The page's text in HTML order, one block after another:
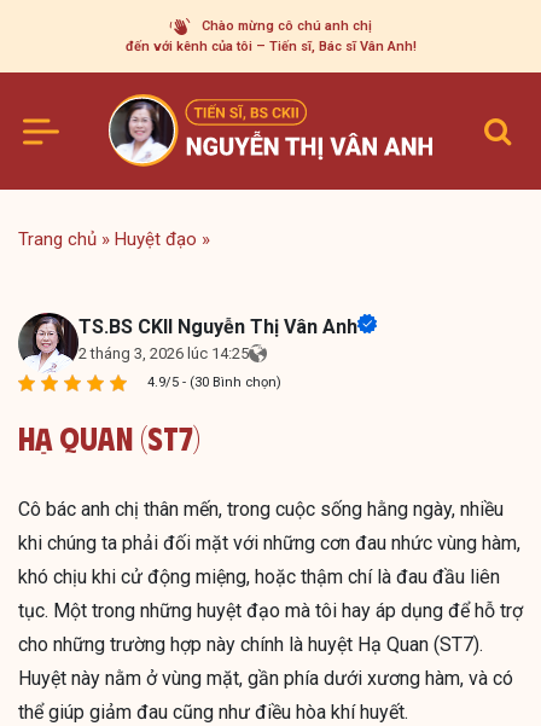
content
Chào mừng cô chú anh chị
đến với kênh của tôi – Tiến sĩ, Bác sĩ Vân Anh!
Trang chủ » Huyệt đạo »
TS.BS CKII Nguyễn Thị Vân Anh
2 tháng 3, 2026 lúc 14:25
4.9/5 - (30 Bình chọn)
Hạ Quan (ST7)
Cô bác anh chị thân mến, trong cuộc sống hằng ngày, nhiều
khi chúng ta phải đối mặt với những cơn đau nhức vùng hàm,
khó chịu khi cử động miệng, hoặc thậm chí là đau đầu liên
tục. Một trong những huyệt đạo mà tôi hay áp dụng để hỗ trợ
cho những trường hợp này chính là huyệt Hạ Quan (ST7).
Huyệt này nằm ở vùng mặt, gần phía dưới xương hàm, và có
thể giúp giảm đau cũng như điều hòa khí huyết.